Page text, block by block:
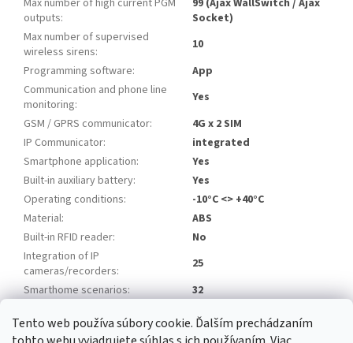
Tento web používa súbory cookie. Ďalším prechádzaním
Max number of high current PGM
outputs:
99 (Ajax WallSwitch / Ajax
Socket)
Max number of supervised
wireless sirens:
10
Programming software:
App
Communication and phone line
monitoring:
Yes
GSM / GPRS communicator:
4G x 2 SIM
IP Communicator:
integrated
Smartphone application:
Yes
Built-in auxiliary battery:
Yes
Operating conditions:
-10°C <> +40°C
Material:
ABS
Built-in RFID reader:
No
Integration of IP
cameras/recorders:
25
Smarthome scenarios: 32